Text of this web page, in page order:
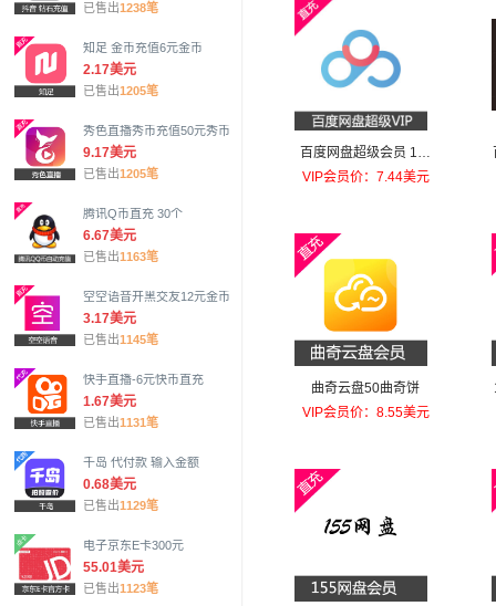
已售出1238笔
知足 金币充值6元金币
2.17美元
已售出1205笔
秀色直播秀币充值50元秀币
9.17美元
已售出1205笔
腾讯Q币直充 30个
6.67美元
已售出1163笔
空空语音开黑交友12元金币
3.17美元
已售出1145笔
快手直播-6元快币直充
1.67美元
已售出1131笔
千岛 代付款 输入金额
0.68美元
已售出1129笔
电子京东E卡300元
55.01美元
已售出1123笔
百度网盘超级会员 1个
月官方在线直充
VIP会员价：7.44美元
曲奇云盘50曲奇饼
VIP会员价：8.55美元